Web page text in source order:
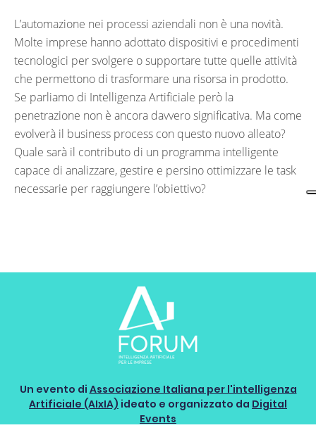
L’automazione nei processi aziendali non è una novità.
Molte imprese hanno adottato dispositivi e procedimenti
tecnologici per svolgere o supportare tutte quelle attività
che permettono di trasformare una risorsa in prodotto.
Se parliamo di Intelligenza Artificiale però la
penetrazione non è ancora davvero significativa. Ma come
evolverà il business process con questo nuovo alleato?
Quale sarà il contributo di un programma intelligente
capace di analizzare, gestire e persino ottimizzare le task
necessarie per raggiungere l’obiettivo?
Un evento di Associazione Italiana per l'intelligenza
Artificiale (AIxIA) ideato e organizzato da Digital
Events